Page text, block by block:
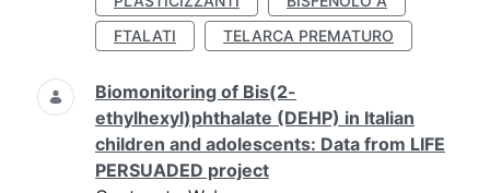
FTALATI
TELARCA PREMATURO
Biomonitoring of Bis(2-
ethylhexyl)phthalate (DEHP) in Italian
children and adolescents: Data from LIFE
PERSUADED project